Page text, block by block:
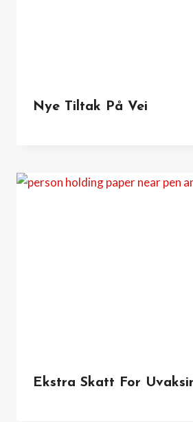
Nye Tiltak På Vei
Ekstra Skatt For